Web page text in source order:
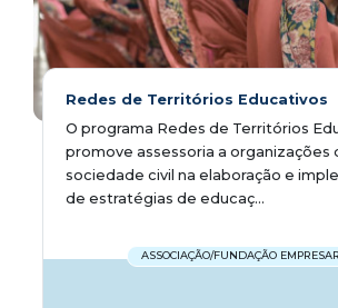
Redes de Territórios Educativos
O programa Redes de Territórios
promove assessoria a organizações
sociedade civil na elaboração e
de estratégias de educaç...
ASSOCIAÇÃO/FUNDAÇÃO